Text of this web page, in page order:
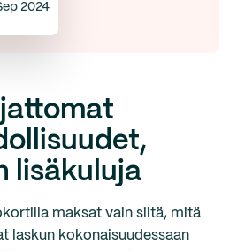
2024
lisäkuluja
maksat vain siitä, mitä
laskun kokonaisuudessaan